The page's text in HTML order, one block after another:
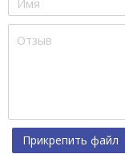
Прикрепить файл